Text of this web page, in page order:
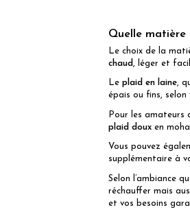
Quelle matière
Le choix de la
chaud, léger et
Le plaid en laine,
épais ou fins,
Pour les amateurs
plaid doux en
Vous pouvez
supplémentaire à
Selon l’ambiance
réchauffer mais
et vos besoins